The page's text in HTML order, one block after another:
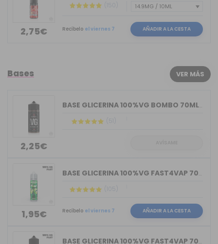
2,75€
(150)
Recíbelo el viernes 7 AÑADIR A LA CESTA
Bases VER MÁS
2,25€
BASE GLICERINA 100%VG BOMBO 70ML (BOT...
(51)
1,95€
BASE GLICERINA 100%VG FAST4VAP 70ML O...
(105)
Recíbelo el viernes 7 AÑADIR A LA CESTA
BASE GLICERINA 100%VG FAST4VAP 70ML O...